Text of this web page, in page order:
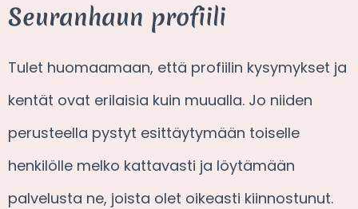
Seuranhaun profiili
Tulet huomaamaan, että profiilin kysymykset ja
kentät ovat erilaisia kuin muualla. Jo niiden
perusteella pystyt esittäytymään toiselle
henkilölle melko kattavasti ja löytämään
palvelusta ne, joista olet oikeasti kiinnostunut.